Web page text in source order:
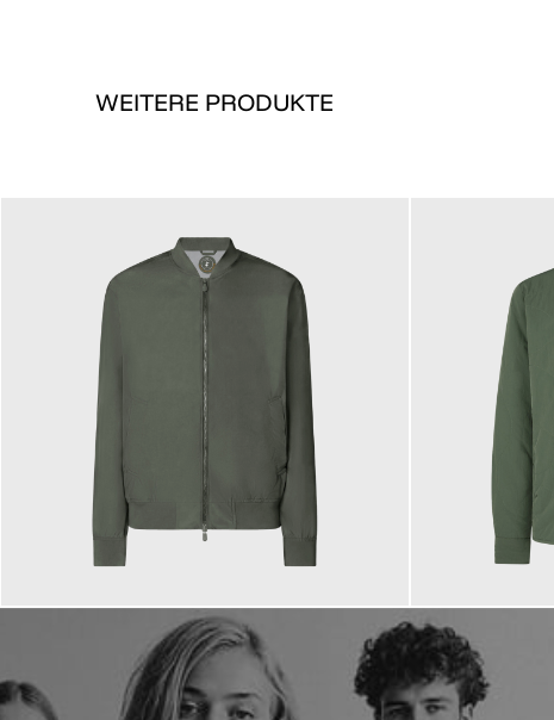
WEITERE PRODUKTE
159,00 € 299,00 €